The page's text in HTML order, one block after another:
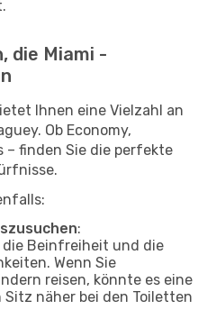
die Miami -
Ihnen eine Vielzahl an
Ob Economy,
– finden Sie die perfekte
:
Beinfreiheit und die
Wenn Sie
reisen, könnte es eine
Sitz näher bei den Toiletten